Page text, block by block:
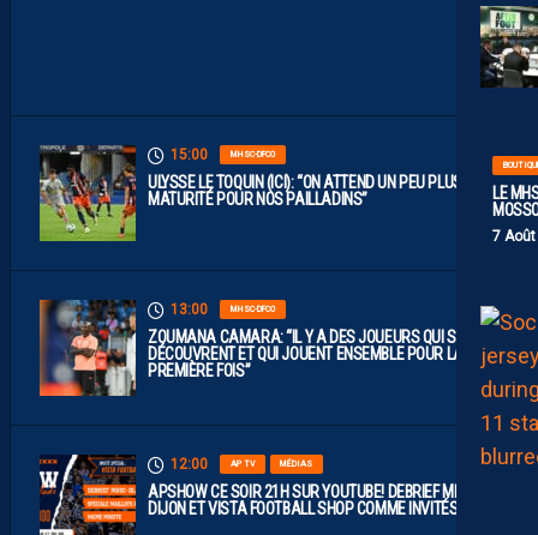
LE
7
N
C
A
M
P
15:00 MHSC-DFCO
ULYSSE LE TOQUIN (ICI): “ON ATTEND UN PEU PLUS DE
MATURITÉ POUR NOS PAILLADINS”
13:00 MHSC-DFCO
ZOUMANA CAMARA: “IL Y A DES JOUEURS QUI SE
DÉCOUVRENT ET QUI JOUENT ENSEMBLE POUR LA
PREMIÈRE FOIS”
12:00 AP TV MÉDIAS
APSHOW CE SOIR 21H SUR YOUTUBE! DEBRIEF MHSC-
DIJON ET VISTA FOOTBALL SHOP COMME INVITÉS !